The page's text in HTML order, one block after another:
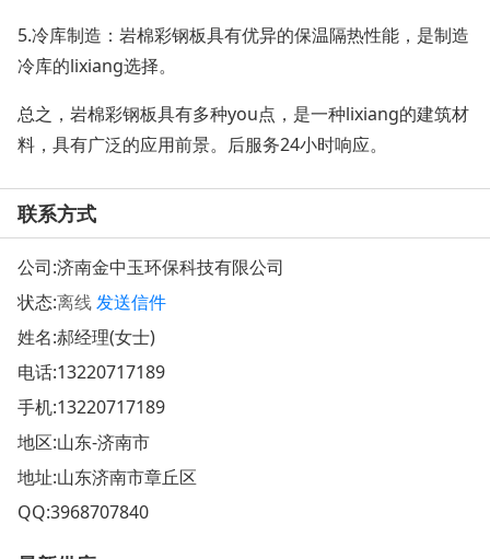
5.冷库制造：岩棉彩钢板具有优异的保温隔热性能，是制造
冷库的lixiang选择。
总之，岩棉彩钢板具有多种you点，是一种lixiang的建筑材
料，具有广泛的应用前景。后服务24小时响应。
联系方式
公司:济南金中玉环保科技有限公司
状态:离线发送信件
姓名:郝经理(女士)
电话:13220717189
手机:13220717189
地区:山东-济南市
地址:山东济南市章丘区
QQ:3968707840